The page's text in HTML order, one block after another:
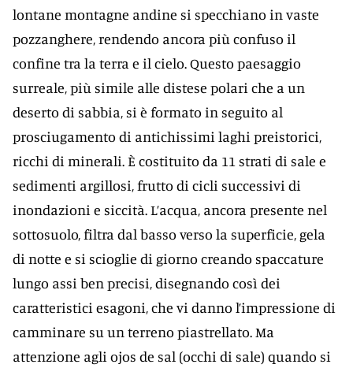
lontane montagne andine si specchiano in vaste
pozzanghere, rendendo ancora più confuso il
confine tra la terra e il cielo. Questo paesaggio
surreale, più simile alle distese polari che a un
deserto di sabbia, si è formato in seguito al
prosciugamento di antichissimi laghi preistorici,
ricchi di minerali. È costituito da 11 strati di sale e
sedimenti argillosi, frutto di cicli successivi di
inondazioni e siccità. L’acqua, ancora presente nel
sottosuolo, filtra dal basso verso la superficie, gela
di notte e si scioglie di giorno creando spaccature
lungo assi ben precisi, disegnando così dei
caratteristici esagoni, che vi danno l’impressione di
camminare su un terreno piastrellato. Ma
attenzione agli ojos de sal (occhi di sale) quando si